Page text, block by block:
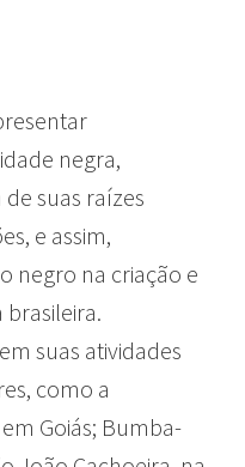
negra,
suas raízes
e assim,
negro na criação e
suas atividades
como a
Goiás; Bumba-